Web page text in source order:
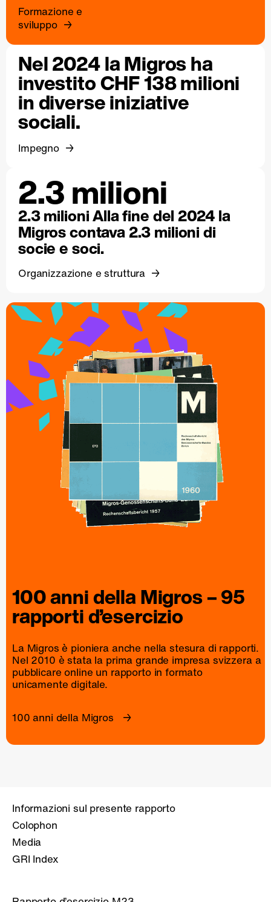
Formazione e
sviluppo
Nel 2024 la Migros ha
investito CHF 138 milioni
in diverse iniziative
sociali.
Impegno
2.3 milioni
2.3 milioni Alla fine del 2024 la
Migros contava 2.3 milioni di
socie e soci.
Organizzazione e struttura
100 anni dellaMigros– 95
rapportid’esercizio
La Migros è pioniera anche nella stesura di rapporti.
Nel 2010 è stata la prima grande impresa svizzera a
pubblicare online un rapportoin formato
unicamente digitale.
100 anni della Migros
Informazioni sul presente rapporto
Colophon
Media
GRI Index